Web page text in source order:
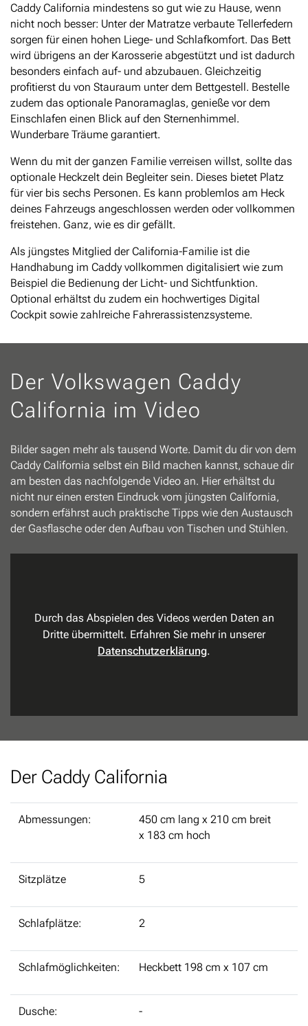
Caddy California mindestens so gut wie zu Hause, wenn
nicht noch besser: Unter der Matratze verbaute Tellerfedern
sorgen für einen hohen Liege- und Schlafkomfort. Das Bett
wird übrigens an der Karosserie abgestützt und ist dadurch
besonders einfach auf- und abzubauen. Gleichzeitig
profitierst du von Stauraum unter dem Bettgestell. Bestelle
zudem das optionale Panoramaglas, genieße vor dem
Einschlafen einen Blick auf den Sternenhimmel.
Wunderbare Träume garantiert.
Wenn du mit der ganzen Familie verreisen willst, sollte das
optionale Heckzelt dein Begleiter sein. Dieses bietet Platz
für vier bis sechs Personen. Es kann problemlos am Heck
deines Fahrzeugs angeschlossen werden oder vollkommen
freistehen. Ganz, wie es dir gefällt.
Als jüngstes Mitglied der California-Familie ist die
Handhabung im Caddy vollkommen digitalisiert wie zum
Beispiel die Bedienung der Licht- und Sichtfunktion.
Optional erhältst du zudem ein hochwertiges Digital
Cockpit sowie zahlreiche Fahrerassistenzsysteme.
Der Volkswagen Caddy
California im Video
Bilder sagen mehr als tausend Worte. Damit du dir von dem
Caddy California selbst ein Bild machen kannst, schaue dir
am besten das nachfolgende Video an. Hier erhältst du
nicht nur einen ersten Eindruck vom jüngsten California,
sondern erfährst auch praktische Tipps wie den Austausch
der Gasflasche oder den Aufbau von Tischen und Stühlen.
Durch das Abspielen des Videos werden Daten an
Dritte übermittelt. Erfahren Sie mehr in unserer
Datenschutzerklärung.
Der Caddy California
Abmessungen:
450 cm lang x 210 cm breit
x 183 cm hoch
Sitzplätze 5
Schlafplätze: 2
Schlafmöglichkeiten: Heckbett 198 cm x 107 cm
Dusche: -